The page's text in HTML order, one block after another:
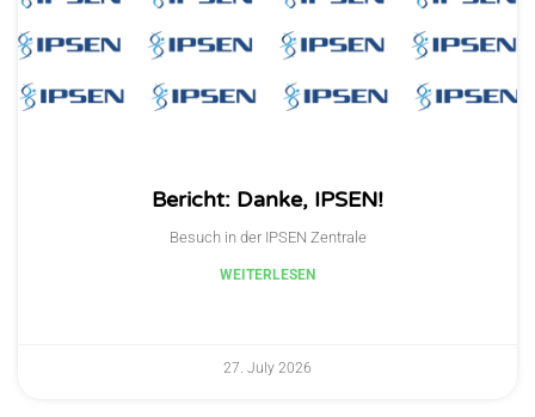
Bericht: Danke, IPSEN!
Besuch in der IPSEN Zentrale
WEITERLESEN
27. July 2026